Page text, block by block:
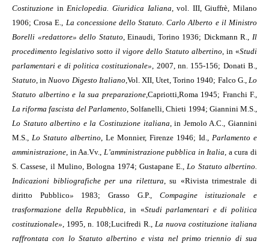
Costituzione inEniclopedia. Giuridica Ialiana, vol. III, Giuffrè, Milano
1906; Crosa E., La concessione dello Statuto. Carlo Alberto e il Ministro
Borelli «redattore» dello Statuto, Einaudi, Torino 1936; Dickmann R., Il
procedimento legislativo sotto il vigore dello Statuto albertino, in «Studi
parlamentari e di politica costituzionale», 2007, nn. 155-156; Donati B.,
Statuto, inNuovo Digesto Italiano,Vol. XII, Utet, Torino 1940; Falco G.,Lo
Statuto albertino e la sua preparazione,Capriotti,Roma 1945; Franchi F.,
La riforma fascista del Parlamento, Solfanelli, Chieti 1994; Giannini M.S.,
Lo Statuto albertino e la Costituzione italiana, in Jemolo A.C., Giannini
M.S., Lo Statuto albertino, Le Monnier, Firenze 1946; Id., Parlamento e
amministrazione, in Aa.Vv., L’amministrazione pubblica in Italia, a cura di
S. Cassese, il Mulino, Bologna 1974; Gustapane E.,Lo Statuto albertino.
Indicazioni bibliografiche per una rilettura, su «Rivista trimestrale di
diritto Pubblico» 1983; Grasso G.P., Compagine istituzionale e
trasformazione della Repubblica, in «Studi parlamentari e di politica
costituzionale», 1995, n. 108;Lucifredi R., La nuova costituzione italiana
raffrontata con lo Statuto albertino e vista nel primo triennio di sua